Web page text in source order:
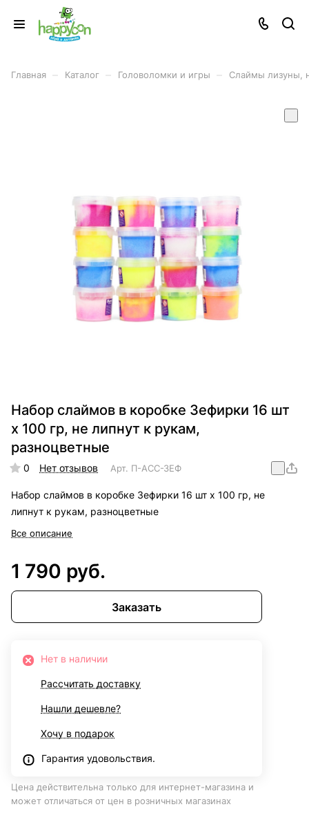
Главная Каталог Головоломки и игры Слаймы лизуны,
Набор слаймов в коробке Зефирки 16 шт
x 100 гр, не липнут к рукам,
разноцветные
0 Нет отзывов Арт. П-АСС-ЗЕФ
Набор слаймов в коробке Зефирки 16 шт x 100 гр, не
липнут к рукам, разноцветные
Все описание
1 790 руб.
Заказать
Нет в наличии
Рассчитать доставку
Нашли дешевле?
Хочу в подарок
Гарантия удовольствия.
Цена действительна только для интернет-магазина и
может отличаться от цен в розничных магазинах